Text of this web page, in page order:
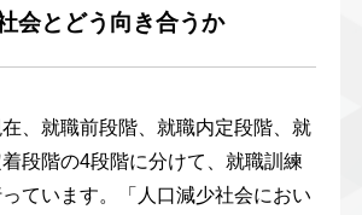
会とどう向き合うか
、就職前段階、就職内定段階、就
段階の4段階に分けて、就職訓練
ています。「人口減少社会におい